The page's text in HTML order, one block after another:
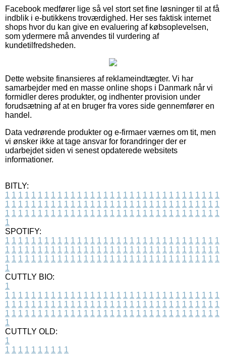
Facebook medfører lige så vel stort set fine løsninger til at få
indblik i e-butikkens troværdighed. Her ses faktisk internet
shops hvor du kan give en evaluering af købsoplevelsen,
som ydermere må anvendes til vurdering af
kundetilfredsheden.
Dette website finansieres af reklameindtægter. Vi har
samarbejder med en masse online shops i Danmark når vi
formidler deres produkter, og indhenter provision under
forudsætning af at en bruger fra vores side gennemfører en
handel.
Data vedrørende produkter og e-firmaer værnes om tit, men
vi ønsker ikke at tage ansvar for forandringer der er
udarbejdet siden vi senest opdaterede websitets
informationer.
BITLY:
1 1 1 1 1 1 1 1 1 1 1 1 1 1 1 1 1 1 1 1 1 1 1 1 1 1 1 1 1 1 1 1 1
1 1 1 1 1 1 1 1 1 1 1 1 1 1 1 1 1 1 1 1 1 1 1 1 1 1 1 1 1 1 1 1 1
1 1 1 1 1 1 1 1 1 1 1 1 1 1 1 1 1 1 1 1 1 1 1 1 1 1 1 1 1 1 1 1 1
1
SPOTIFY:
1 1 1 1 1 1 1 1 1 1 1 1 1 1 1 1 1 1 1 1 1 1 1 1 1 1 1 1 1 1 1 1 1
1 1 1 1 1 1 1 1 1 1 1 1 1 1 1 1 1 1 1 1 1 1 1 1 1 1 1 1 1 1 1 1 1
1 1 1 1 1 1 1 1 1 1 1 1 1 1 1 1 1 1 1 1 1 1 1 1 1 1 1 1 1 1 1 1 1
1
CUTTLY BIO:
1
1 1 1 1 1 1 1 1 1 1 1 1 1 1 1 1 1 1 1 1 1 1 1 1 1 1 1 1 1 1 1 1 1
1 1 1 1 1 1 1 1 1 1 1 1 1 1 1 1 1 1 1 1 1 1 1 1 1 1 1 1 1 1 1 1 1
1 1 1 1 1 1 1 1 1 1 1 1 1 1 1 1 1 1 1 1 1 1 1 1 1 1 1 1 1 1 1 1 1
1
CUTTLY OLD:
1
1 1 1 1 1 1 1 1 1 1